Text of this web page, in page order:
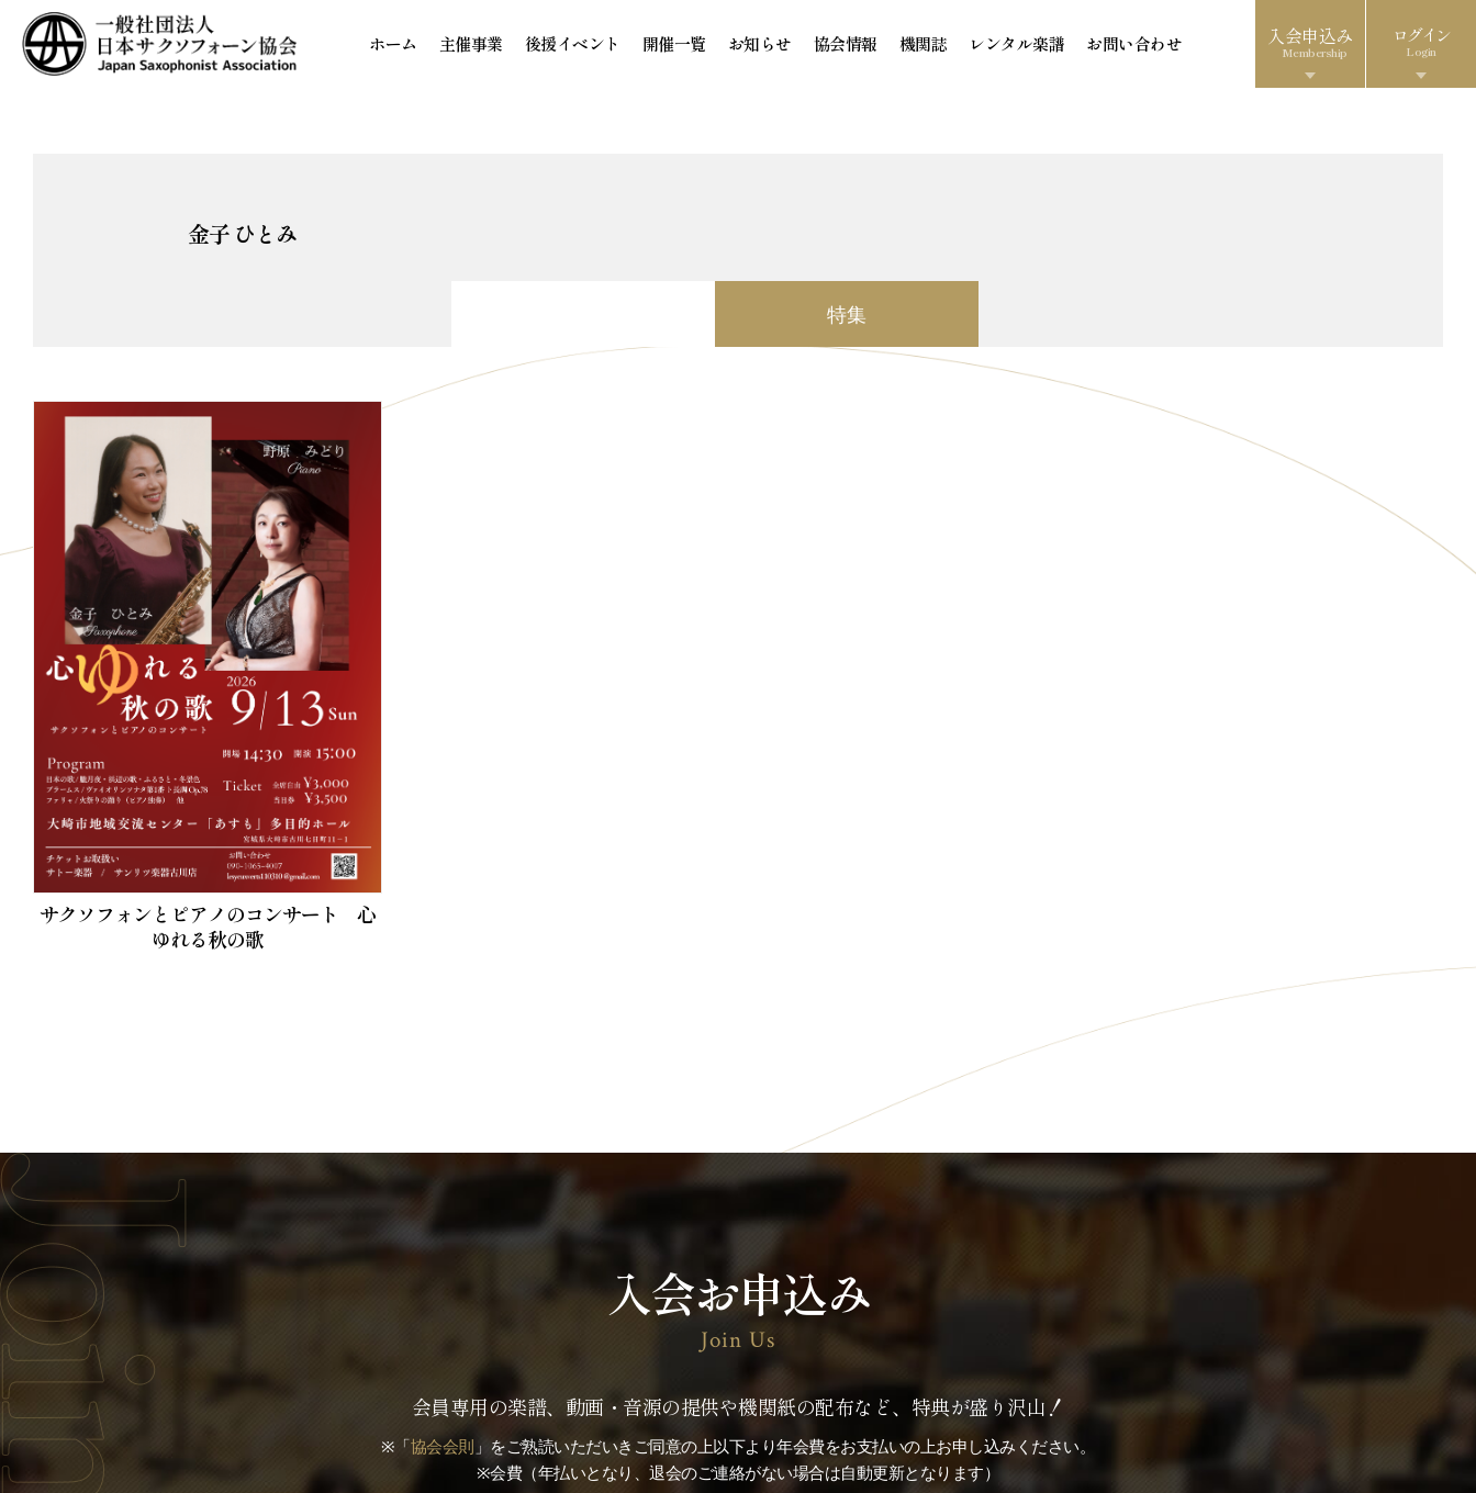
ホーム 主催事業 後援イベント 開催一覧 お知らせ 協会情報 機関誌 レンタル楽譜 お問い合わせ 入会申込み
Membership
ログイン
Login
金子 ひとみ
特集
サクソフォンとピアノのコンサート 心
ゆれる秋の歌
入会お申込み
Join Us
会員専用の楽譜、動画・音源の提供や機関紙の配布など、特典が盛り沢山！
※「協会会則 」をご熟読いただいきご同意の上以下より年会費をお支払いの上お申し込みください。
※会費（年払いとなり、退会のご連絡がない場合は自動更新となります）